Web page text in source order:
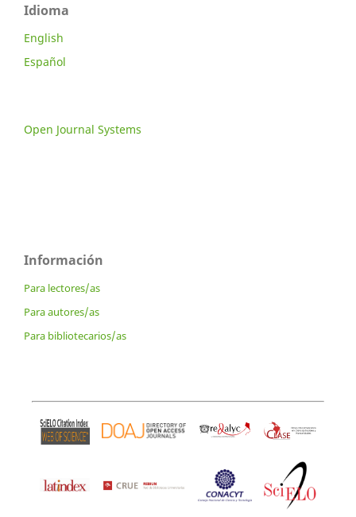
Idioma
English
Español
Open Journal Systems
Información
Para lectores/as
Para autores/as
Para bibliotecarios/as